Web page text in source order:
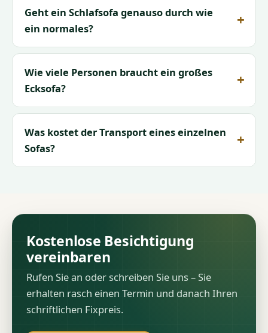
Geht ein Schlafsofa genauso durch wie
ein normales?
Wie viele Personen braucht ein großes
Ecksofa?
Was kostet der Transport eines einzelnen
Sofas?
Kostenlose Besichtigung
vereinbaren
Rufen Sie an oder schreiben Sie uns – Sie
erhalten rasch einen Termin und danach Ihren
schriftlichen Fixpreis.